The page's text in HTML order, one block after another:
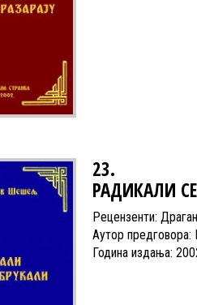
23.
РАДИКАЛИ
Рецензенти:
Аутор предговора:
Година издања: